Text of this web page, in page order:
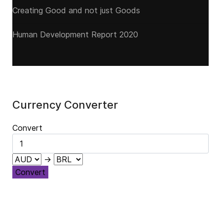
Creating Good and not just Goods
Human Development Report 2020
Currency Converter
Convert
→
Convert